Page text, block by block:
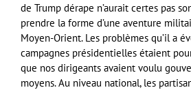
de Trump dérape n’aurait certes pas
prendre la forme d’une aventure
Moyen-Orient. Les problèmes qu’il a
campagnes présidentielles étaient
que nos dirigeants avaient voulu
moyens. Au niveau national, les